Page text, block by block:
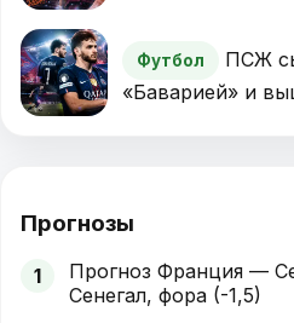
Футбол
ПСЖ
«Баварией» и
Прогнозы
1
Прогноз Франция —
Сенегал, фора (-1,5)